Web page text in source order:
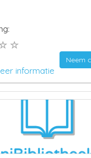
Neem
informatie